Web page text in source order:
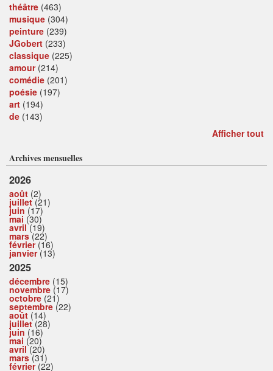
théâtre (463)
musique (304)
peinture (239)
JGobert (233)
classique (225)
amour(214)
comédie (201)
poésie (197)
art (194)
de (143)
Afficher tout
Archives mensuelles
2026
août (2)
juillet(21)
juin (17)
mai (30)
avril(19)
mars(22)
février(16)
janvier(13)
2025
décembre (15)
novembre (17)
octobre (21)
septembre (22)
août (14)
juillet(28)
juin (16)
mai (20)
avril(20)
mars(31)
février(22)